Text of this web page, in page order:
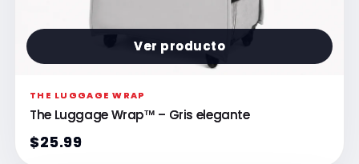
Ver producto
THE LUGGAGE WRAP
The Luggage Wrap™ – Gris elegante
$25.99